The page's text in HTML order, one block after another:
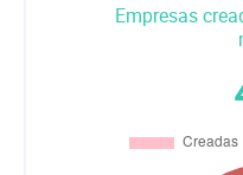
Empresas